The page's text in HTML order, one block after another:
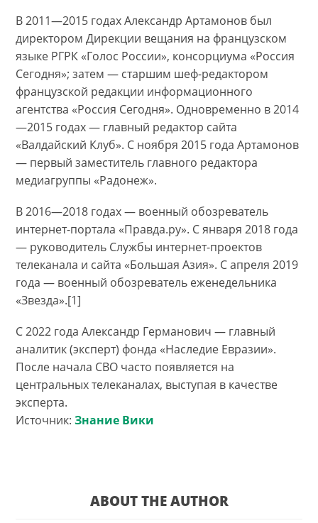
В 2011—2015 годах Александр Артамонов был
директором Дирекции вещания на французском
языке РГРК «Голос России», консорциума «Россия
Сегодня»; затем — старшим шеф-редактором
французской редакции информационного
агентства «Россия Сегодня». Одновременно в 2014
—2015 годах — главный редактор сайта
«Валдайский Клуб». С ноября 2015 года Артамонов
— первый заместитель главного редактора
медиагруппы «Радонеж».
В 2016—2018 годах — военный обозреватель
интернет-портала «Правда.ру». С января 2018 года
— руководитель Службы интернет-проектов
телеканала и сайта «Большая Азия». С апреля 2019
года — военный обозреватель еженедельника
«Звезда».[1]
С 2022 года Александр Германович — главный
аналитик (эксперт) фонда «Наследие Евразии».
После начала СВО часто появляется на
центральных телеканалах, выступая в качестве
эксперта.
Источник:Знание Вики
ABOUT THE AUTHOR